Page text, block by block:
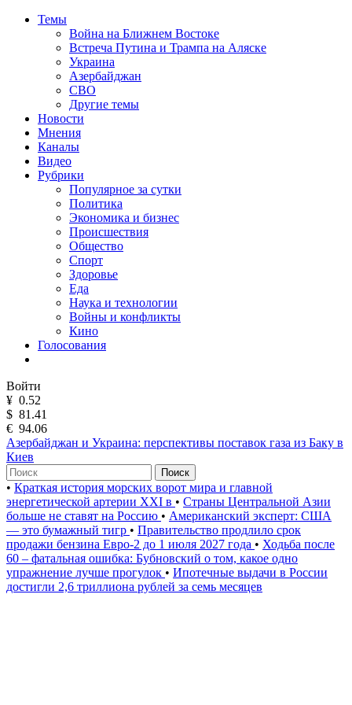
Темы
Война на Ближнем Востоке
Встреча Путина и Трампа на Аляске
Украина
Азербайджан
СВО
Другие темы
Новости
Мнения
Каналы
Видео
Рубрики
Популярное за сутки
Политика
Экономика и бизнес
Происшествия
Общество
Спорт
Здоровье
Еда
Наука и технологии
Войны и конфликты
Кино
Голосования
Войти
¥ 0.52
$ 81.41
€ 94.06
Азербайджан и Украина: перспективы поставок газа из Баку в
Киев
Поиск
• Краткая история морских ворот мира и главной
энергетической артерии XXI в • Страны Центральной Азии
больше не ставят на Россию • Американский эксперт: США
— это бумажный тигр • Правительство продлило срок
продажи бензина Евро-2 до 1 июля 2027 года • Ходьба после
60 – фатальная ошибка: Бубновский о том, какое одно
упражнение лучше прогулок • Ипотечные выдачи в России
достигли 2,6 триллиона рублей за семь месяцев